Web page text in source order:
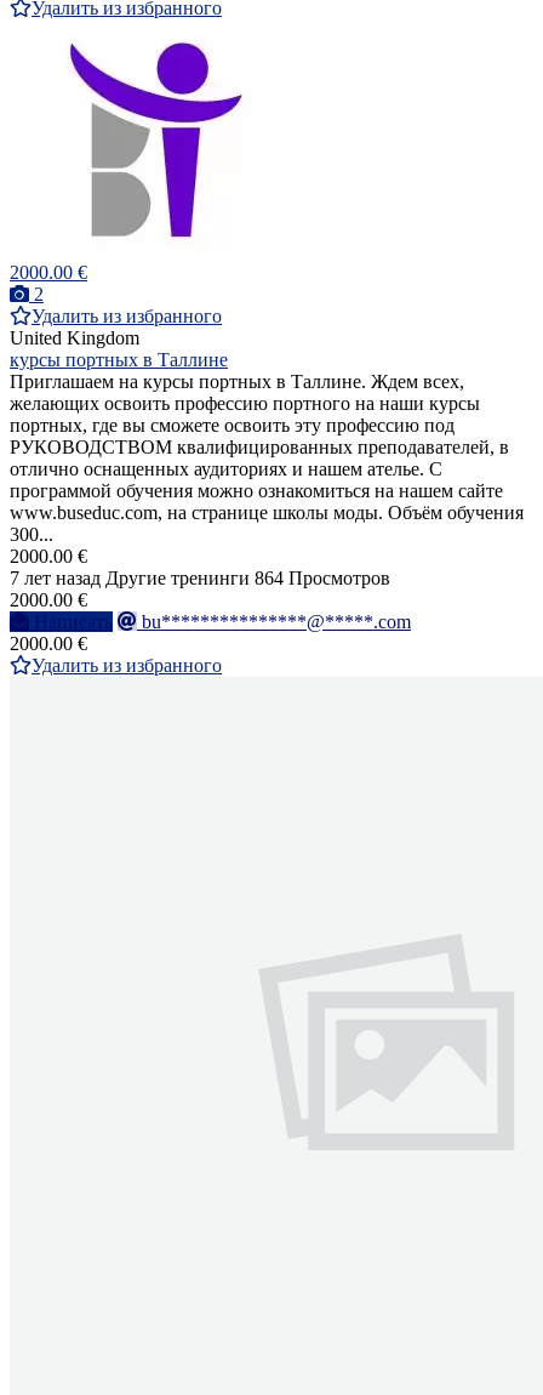
Удалить из избранного
2000.00 €
2
Удалить из избранного
United Kingdom
курсы портных в Таллине
Приглашаем на курсы портных в Таллине. Ждем всех,
желающих освоить профессию портного на наши курсы
портных, где вы сможете освоить эту профессию под
РУКОВОДСТВОМ квалифицированных преподавателей, в
отлично оснащенных аудиториях и нашем ателье. С
программой обучения можно ознакомиться на нашем сайте
www.buseduc.com, на странице школы моды. Объём обучения
300...
2000.00 €
7 лет назад Другие тренинги 864 Просмотров
2000.00 €
Написать
bu***************@*****.com
2000.00 €
Удалить из избранного